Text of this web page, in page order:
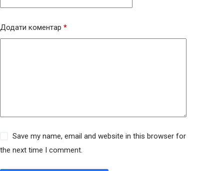
Додати коментар *
Save my name, email and website in this browser for
the next time I comment.